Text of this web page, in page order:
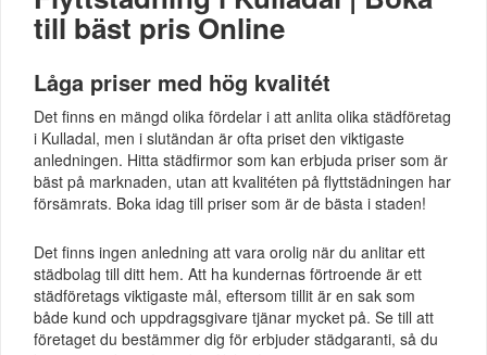
till bäst pris Online
Låga priser med hög kvalitét
Det finns en mängd olika fördelar i att anlita olika städföretag
i Kulladal, men i slutändan är ofta priset den viktigaste
anledningen. Hitta städfirmor som kan erbjuda priser som är
bäst på marknaden, utan att kvalitéten på flyttstädningen har
försämrats. Boka idag till priser som är de bästa i staden!
Det finns ingen anledning att vara orolig när du anlitar ett
städbolag till ditt hem. Att ha kundernas förtroende är ett
städföretags viktigaste mål, eftersom tillit är en sak som
både kund och uppdragsgivare tjänar mycket på. Se till att
företaget du bestämmer dig för erbjuder städgaranti, så du